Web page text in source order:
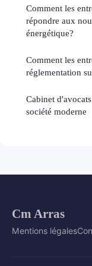
Comment les
répondre aux
énergétique?
Comment les
réglementation
Cabinet
société moderne
Cm Arras
Mentions légales